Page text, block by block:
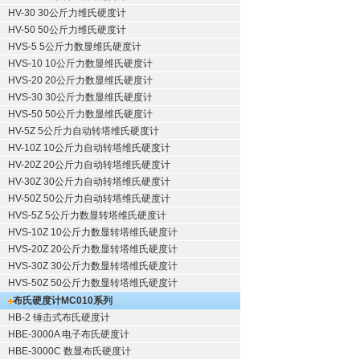
HV-30 30公斤力维氏硬度计
HV-50 50公斤力维氏硬度计
HVS-5 5公斤力数显维氏硬度计
HVS-10 10公斤力数显维氏硬度计
HVS-20 20公斤力数显维氏硬度计
HVS-30 30公斤力数显维氏硬度计
HVS-50 50公斤力数显维氏硬度计
HV-5Z 5公斤力自动转塔维氏硬度计
HV-10Z 10公斤力自动转塔维氏硬度计
HV-20Z 20公斤力自动转塔维氏硬度计
HV-30Z 30公斤力自动转塔维氏硬度计
HV-50Z 50公斤力自动转塔维氏硬度计
HVS-5Z 5公斤力数显转塔维氏硬度计
HVS-10Z 10公斤力数显转塔维氏硬度计
HVS-20Z 20公斤力数显转塔维氏硬度计
HVS-30Z 30公斤力数显转塔维氏硬度计
HVS-50Z 50公斤力数显转塔维氏硬度计
布氏硬度计MC010系列
HB-2 锤击式布氏硬度计
HBE-3000A 电子布氏硬度计
HBE-3000C 数显布氏硬度计